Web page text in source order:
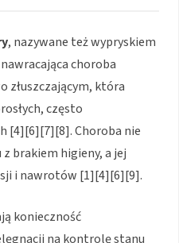
, nazywane też wypryskiem
choroba
złuszczającym, która
często
[4][6][7][8]. Choroba nie
brakiem higieny, a jej
i nawrotów [1][4][6][9].
konieczność
na kontrolę stanu